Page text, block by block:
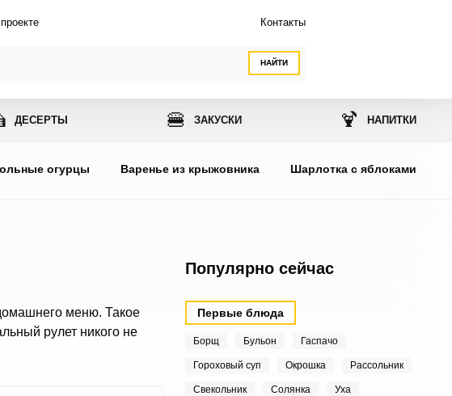
НАЙТИ
Контакты
ДЕСЕРТЫ 🍔 ЗАКУСКИ 🍹 НАПИТКИ
огурцы Варенье из крыжовника Шарлотка с яблоками
меню. Такое
рулет никого не
Популярно сейчас
Первые блюда
Борщ Бульон Гаспачо
Гороховый суп Окрошка Рассольник
Свекольник Солянка Уха